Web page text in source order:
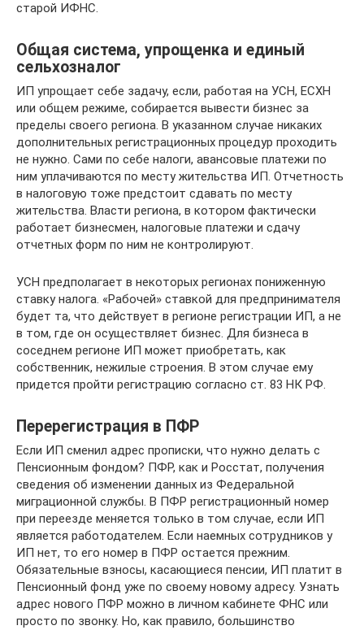
старой ИФНС.
Общая система, упрощенка и единый
сельхозналог
ИП упрощает себе задачу, если, работая на УСН, ЕСХН
или общем режиме, собирается вывести бизнес за
пределы своего региона. В указанном случае никаких
дополнительных регистрационных процедур проходить
не нужно. Сами по себе налоги, авансовые платежи по
ним уплачиваются по месту жительства ИП. Отчетность
в налоговую тоже предстоит сдавать по месту
жительства. Власти региона, в котором фактически
работает бизнесмен, налоговые платежи и сдачу
отчетных форм по ним не контролируют.
УСН предполагает в некоторых регионах пониженную
ставку налога. «Рабочей» ставкой для предпринимателя
будет та, что действует в регионе регистрации ИП, а не
в том, где он осуществляет бизнес. Для бизнеса в
соседнем регионе ИП может приобретать, как
собственник, нежилые строения. В этом случае ему
придется пройти регистрацию согласно ст. 83 НК РФ.
Перерегистрация в ПФР
Если ИП сменил адрес прописки, что нужно делать с
Пенсионным фондом? ПФР, как и Росстат, получения
сведения об изменении данных из Федеральной
миграционной службы. В ПФР регистрационный номер
при переезде меняется только в том случае, если ИП
является работодателем. Если наемных сотрудников у
ИП нет, то его номер в ПФР остается прежним.
Обязательные взносы, касающиеся пенсии, ИП платит в
Пенсионный фонд уже по своему новому адресу. Узнать
адрес нового ПФР можно в личном кабинете ФНС или
просто по звонку. Но, как правило, большинство